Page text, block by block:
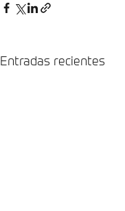
Entradas recientes